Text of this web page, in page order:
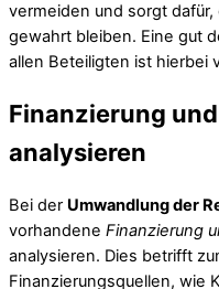
vermeiden und sorgt
gewahrt bleiben. Eine gut
allen Beteiligten ist hierbei
Finanzierung
analysieren
Bei der Umwandlung der
vorhandene Finanzierung
analysieren. Dies betrifft
Finanzierungsquellen, wie